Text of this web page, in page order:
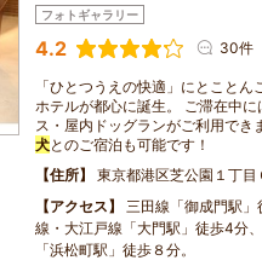
フォトギャラリー
4.2 30件
「ひとつうえの快適」にとことん
ホテルが都心に誕生。 ご滞在中
ス・屋内ドッグランがご利用でき
犬とのご宿泊も可能です！
住所
東京都港区芝公園１丁目
アクセス
三田線「御成門駅
線・大江戸線「大門駅」徒歩4分
「浜松町駅」徒歩８分。